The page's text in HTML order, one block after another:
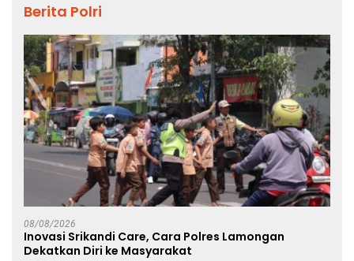
Berita Polri
08/08/2026
Inovasi Srikandi Care, Cara Polres Lamongan
Dekatkan Diri ke Masyarakat